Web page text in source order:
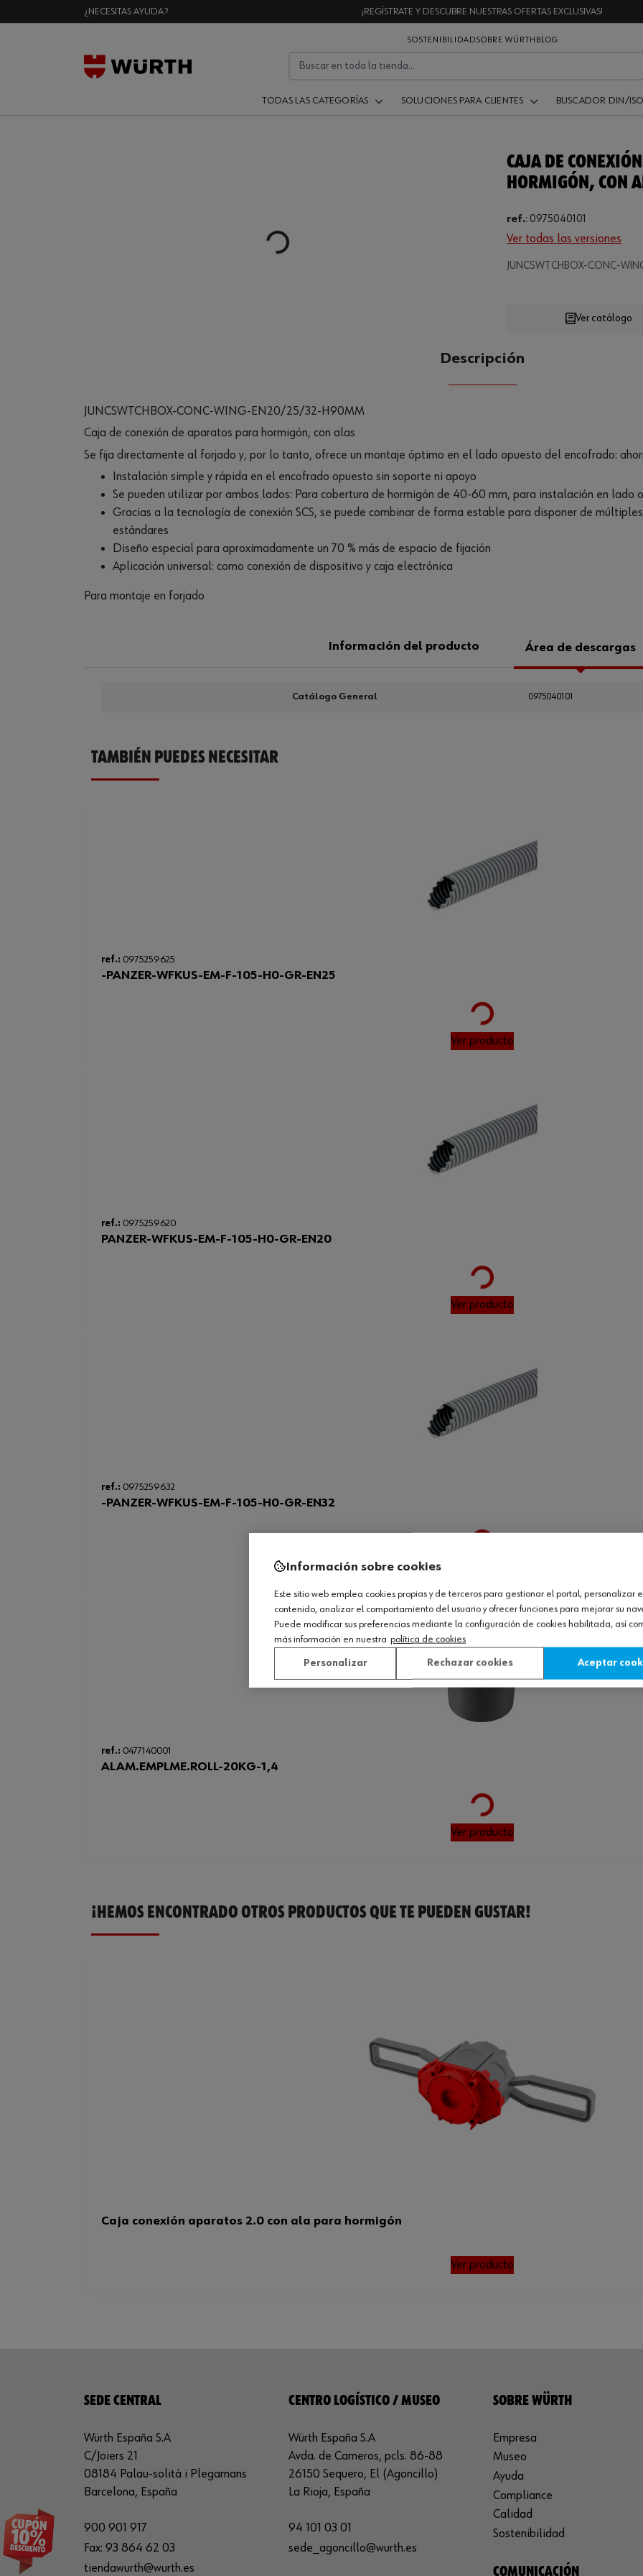
¿NECESITAS AYUDA? ¡REGÍSTRATE Y DESCUBRE NUESTRAS OFERTAS EXCLUSIVAS!
SOSTENIBILIDADSOBRE WÜRTH BLOG
TODAS LAS CATEGORÍAS SOLUCIONES PARA CLIENTES BUSCADOR DIN/ISO
Loading...
CAJA DE
HORMIGÓN, CON
ref.: 0975040101
Ver todas las versiones
JUNCSWTCHBOX-CONC-
Loading...
CANTIDAD
Ver catálogo
Descripción
JUNCSWTCHBOX-CONC-WING-EN20/25/32-H90MM
Caja de conexión de aparatos para hormigón, con alas
Se fija directamente al forjado y, por lo tanto, ofrece un montaje óptimo en el lado opuesto del encofrado:
Instalación simple y rápida en el encofrado opuesto sin soporte ni apoyo
Se pueden utilizar por ambos lados: Para cobertura de hormigón de 40-60 mm, para instalación en lado
Gracias a la tecnología de conexión SCS, se puede combinar de forma estable para disponer de
estándares
Diseño especial para aproximadamente un 70 % más de espacio de fijación
Aplicación universal: como conexión de dispositivo y caja electrónica
Para montaje en forjado
Información del producto Área de descargas
Catálogo General 0975040101
TAMBIÉN PUEDES NECESITAR
ref.: 0975259625
-PANZER-WFKUS-EM-F-105-H0-GR-EN25
Ver producto
ref.: 0975259620
PANZER-WFKUS-EM-F-105-H0-GR-EN20
Ver producto
ref.: 0975259632
-PANZER-WFKUS-EM-F-105-H0-GR-EN32
ref.: 0477140001
ALAM.EMPLME.ROLL-20KG-1,4
Ver producto
¡HEMOS ENCONTRADO OTROS PRODUCTOS QUE TE PUEDEN GUSTAR!
Caja conexión aparatos 2.0 con ala para hormigón
Ver producto
SEDE CENTRAL
Würth España S.A
C/Joiers 21
08184 Palau-solità i Plegamans
Barcelona, España
900 901 917
Fax: 93 864 62 03
tiendawurth@wurth.es
CENTRO LOGÍSTICO / MUSEO
Würth España S.A
Avda. de Cameros, pcls. 86-88
26150 Sequero, El (Agoncillo)
La Rioja, España
94 101 03 01
sede_agoncillo@wurth.es
SOBRE WÜRTH
Empresa
Museo
Ayuda
Compliance
Calidad
Sostenibilidad
COMUNICACIÓN
Información sobre cookies
Este sitio web emplea cookies propias y de terceros para gestionar el portal, personalizar
contenido, analizar el comportamiento del usuario y ofrecer funciones para mejorar su
Puede modificar sus preferencias mediante la configuración de cookies habilitada, así
más información en nuestra política de cookies
Personalizar Rechazar cookies Aceptar